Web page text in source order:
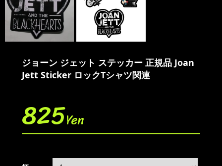
ジョーン ジェット ステッカー 正規品 Joan
Jett Sticker ロックTシャツ関連
825Yen